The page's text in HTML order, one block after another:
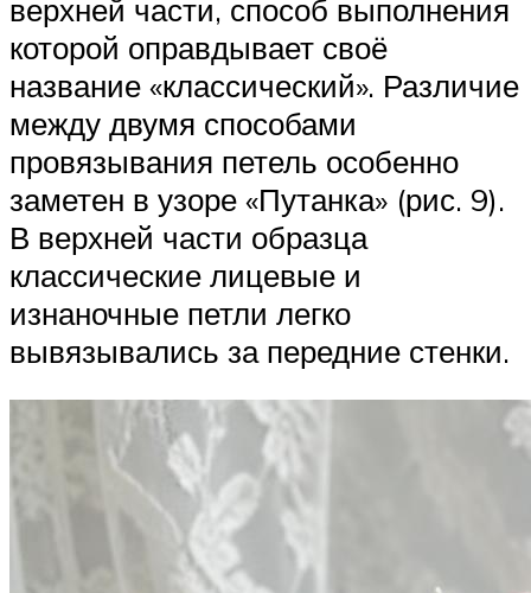
верхней части, способ выполнения
которой оправдывает своё
название «классический». Различие
между двумя способами
провязывания петель особенно
заметен в узоре «Путанка» (рис. 9).
В верхней части образца
классические лицевые и
изнаночные петли легко
вывязывались за передние стенки.